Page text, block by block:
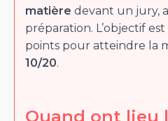
matière devant un jury,
préparation. L’objectif
points pour atteindre la
10/20.
Quand ont lieu